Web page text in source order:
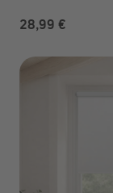
28,99 €